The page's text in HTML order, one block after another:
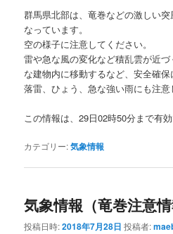
群馬県北部は、竜巻などの激しい
なっています。
空の様子に注意してください。
雷や急な風の変化など積乱雲が近
な建物内に移動するなど、安全確保
落雷、ひょう、急な強い雨にも注意
この情報は、29日02時50分まで有効
カテゴリー:気象情報
気象情報（竜巻注意情
投稿日時:2018年7月28日 投稿者: